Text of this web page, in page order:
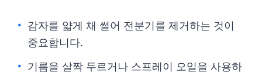
감자를 얇게 채 썰어 전분기를 제거하는 것이
중요합니다.
기름을 살짝 두르거나 스프레이 오일을 사용하